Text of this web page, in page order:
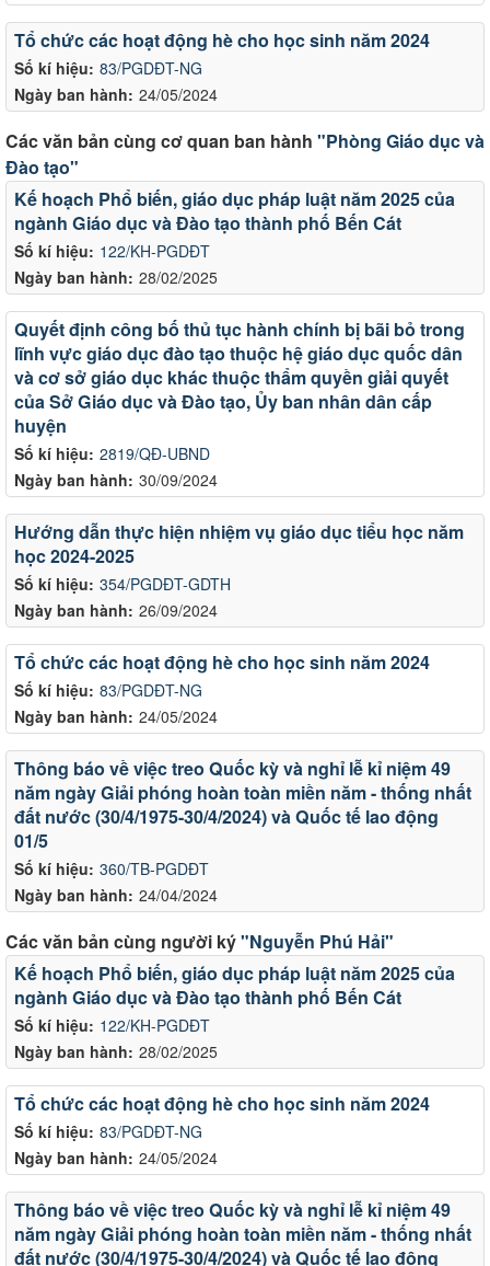
Số kí hiệu: 83/PGDĐT-NG
Ngày ban hành: 24/05/2024
Tổ chức các hoạt động hè cho học sinh năm 2024
Các văn bản cùng cơ quan ban hành "Phòng Giáo dục và
Đào tạo"
Số kí hiệu: 122/KH-PGDĐT
Ngày ban hành: 28/02/2025
Kế hoạch Phổ biến, giáo dục pháp luật năm 2025 của
ngành Giáo dục và Đào tạo thành phố Bến Cát
Số kí hiệu: 2819/QĐ-UBND
Ngày ban hành: 30/09/2024
Quyết định công bố thủ tục hành chính bị bãi bỏ trong
lĩnh vực giáo dục đào tạo thuộc hệ giáo dục quốc dân
và cơ sở giáo dục khác thuộc thẩm quyền giải quyết
của Sở Giáo dục và Đào tạo, Ủy ban nhân dân cấp
huyện
Số kí hiệu: 354/PGDĐT-GDTH
Ngày ban hành: 26/09/2024
Hướng dẫn thực hiện nhiệm vụ giáo dục tiểu học năm
học 2024-2025
Số kí hiệu: 83/PGDĐT-NG
Ngày ban hành: 24/05/2024
Tổ chức các hoạt động hè cho học sinh năm 2024
Số kí hiệu: 360/TB-PGDĐT
Ngày ban hành: 24/04/2024
Thông báo về việc treo Quốc kỳ và nghỉ lễ kỉ niệm 49
năm ngày Giải phóng hoàn toàn miền năm - thống nhất
đất nước (30/4/1975-30/4/2024) và Quốc tế lao động
01/5
Các văn bản cùng người ký"Nguyễn Phú Hải"
Số kí hiệu: 122/KH-PGDĐT
Ngày ban hành: 28/02/2025
Kế hoạch Phổ biến, giáo dục pháp luật năm 2025 của
ngành Giáo dục và Đào tạo thành phố Bến Cát
Số kí hiệu: 83/PGDĐT-NG
Ngày ban hành: 24/05/2024
Tổ chức các hoạt động hè cho học sinh năm 2024
Thông báo về việc treo Quốc kỳ và nghỉ lễ kỉ niệm 49
năm ngày Giải phóng hoàn toàn miền năm - thống nhất
đất nước (30/4/1975-30/4/2024) và Quốc tế lao động